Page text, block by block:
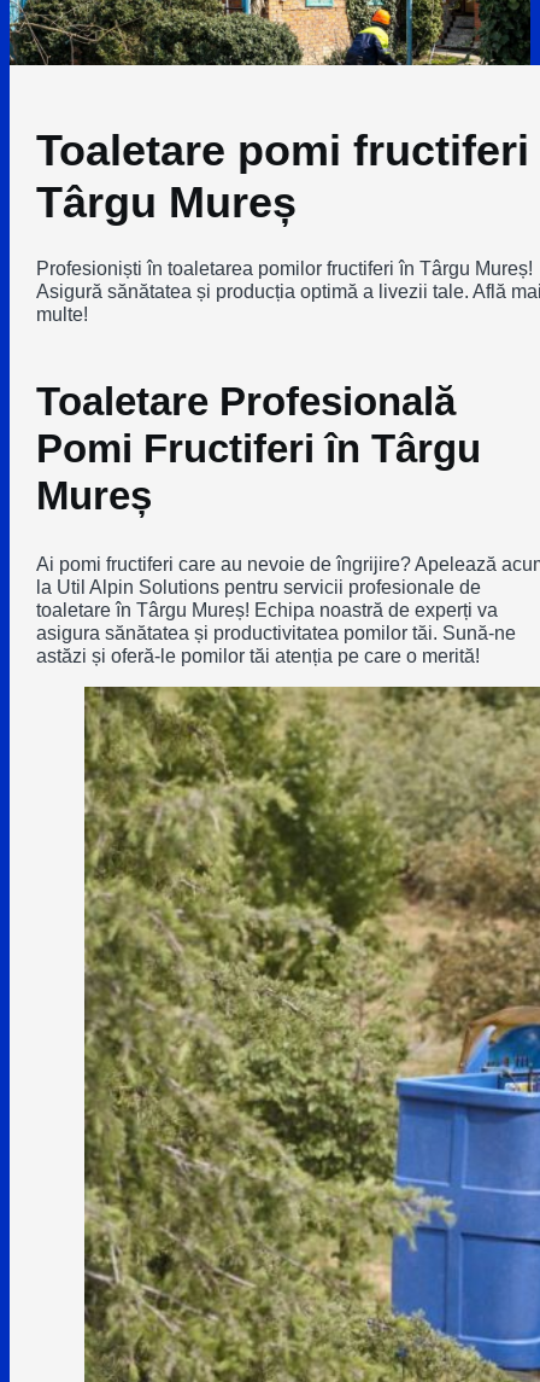
Toaletare pomi fructiferi
Târgu Mureș
Profesioniști în toaletarea pomilor fructiferi în Târgu Mureș!
Asigură sănătatea și producția optimă a livezii tale. Află
multe!
Toaletare Profesională
Pomi Fructiferi în Târgu
Mureș
Ai pomi fructiferi care au nevoie de îngrijire? Apelează
la Util Alpin Solutions pentru servicii profesionale de
toaletare în Târgu Mureș! Echipa noastră de experți va
asigura sănătatea și productivitatea pomilor tăi. Sună-ne
astăzi și oferă-le pomilor tăi atenția pe care o merită!